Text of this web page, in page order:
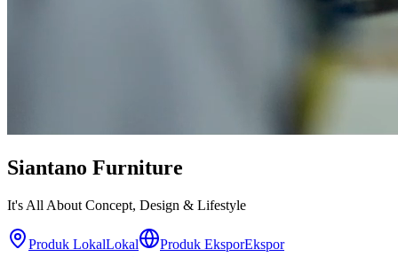
Siantano Furniture
It's All About Concept, Design & Lifestyle
Produk LokalLokal Produk EksporEkspor